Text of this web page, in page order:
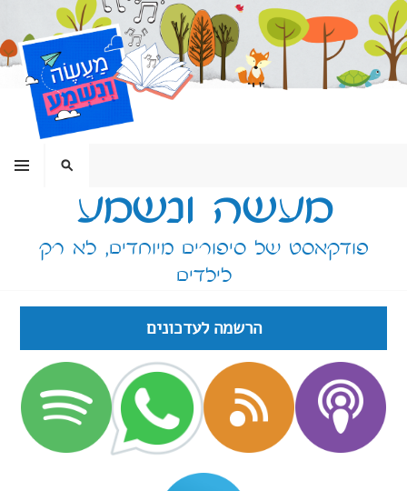
דילוג
לתוכן
מעשה ונשמע
פודקאסט של סיפורים מיוחדים, לא רק
לילדים
תפריט חיפוש
הרשמה לעדכונים